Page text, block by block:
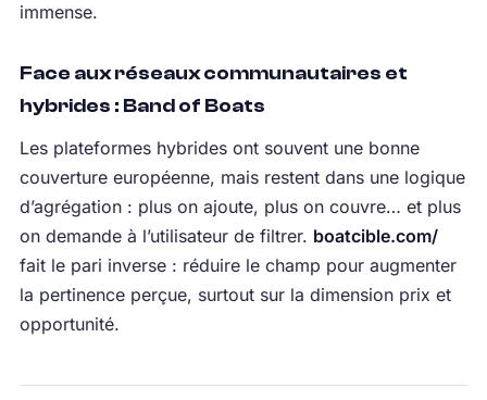
immense.
Face aux réseaux communautaires et
hybrides : Band of Boats
Les plateformes hybrides ont souvent une bonne
couverture européenne, mais restent dans une logique
d’agrégation : plus on ajoute, plus on couvre… et plus
on demande à l’utilisateur de filtrer. boatcible.com/
fait le pari inverse : réduire le champ pour augmenter
la pertinence perçue, surtout sur la dimension prix et
opportunité.